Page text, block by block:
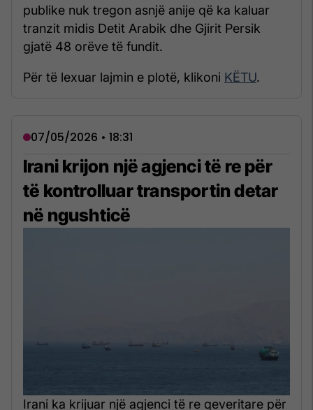
publike nuk tregon asnjë anije që ka kaluar
tranzit midis Detit Arabik dhe Gjirit Persik
gjatë 48 orëve të fundit.
Për të lexuar lajmin e plotë, klikoni KËTU.
07/05/2026 • 18:31
Irani krijon një agjenci të re për
të kontrolluar transportin detar
në ngushticë
Irani ka krijuar një agjenci të re qeveritare për